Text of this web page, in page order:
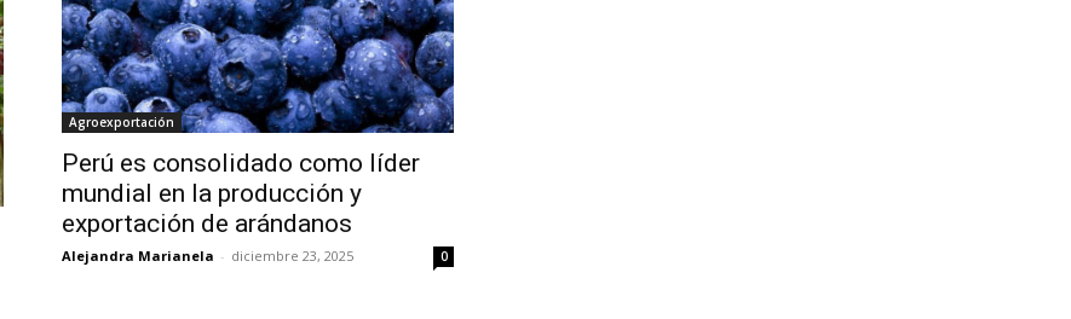
Agroexportación
Perú es consolidado como líder
mundial en la producción y
exportación de arándanos
Alejandra Marianela - diciembre 23, 2025 0